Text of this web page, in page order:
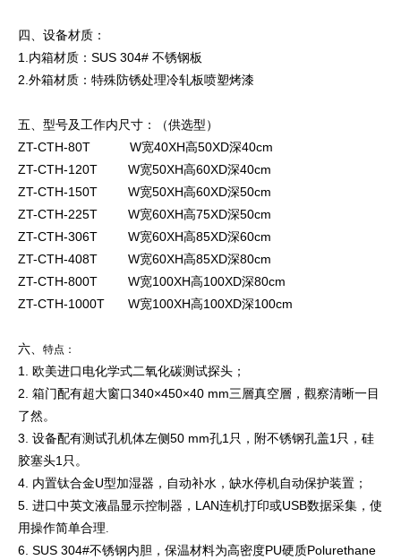
四、设备材质：
1.内箱材质：SUS 304# 不锈钢板
2.外箱材质：特殊防锈处理冷轧板喷塑烤漆
五、型号及工作内尺寸：（供选型）
ZT-CTH-80T W宽40XH高50XD深40cm
ZT-CTH-120T W宽50XH高60XD深40cm
ZT-CTH-150T W宽50XH高60XD深50cm
ZT-CTH-225T W宽60XH高75XD深50cm
ZT-CTH-306T W宽60XH高85XD深60cm
ZT-CTH-408T W宽60XH高85XD深80cm
ZT-CTH-800T W宽100XH高100XD深80cm
ZT-CTH-1000T W宽100XH高100XD深100cm
六、 特点：
1. 欧美进口电化学式二氧化碳测试探头；
2. 箱门配有超大窗口340×450×40 mm三層真空層，觀察清晰一目
了然。
3. 设备配有测试孔机体左侧50 mm孔1只，附不锈钢孔盖1只，硅
胶塞头1只。
4. 内置钛合金U型加湿器，自动补水，缺水停机自动保护装置；
5. 进口中英文液晶显示控制器，LAN连机打印或USB数据采集，使
用操作简单合理.
6. SUS 304#不锈钢内胆，保温材料为高密度PU硬质Polurethane